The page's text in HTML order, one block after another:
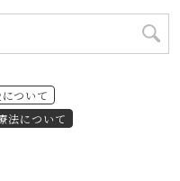
ついて
法について